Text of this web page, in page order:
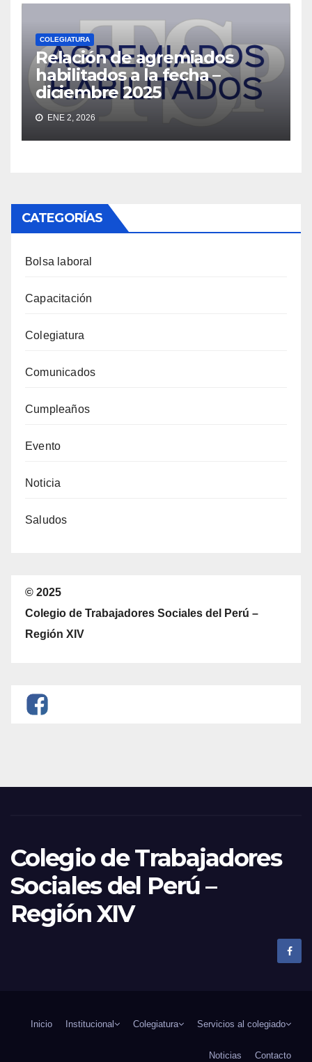
COLEGIATURA
Relación de agremiados
habilitados a la fecha –
diciembre 2025
ENE 2, 2026
CATEGORÍAS
Bolsa laboral
Capacitación
Colegiatura
Comunicados
Cumpleaños
Evento
Noticia
Saludos
© 2025
Colegio de Trabajadores Sociales del Perú –
Región XIV
Colegio de Trabajadores
Sociales del Perú –
Región XIV
Inicio Institucional Colegiatura Servicios al colegiado
Noticias Contacto